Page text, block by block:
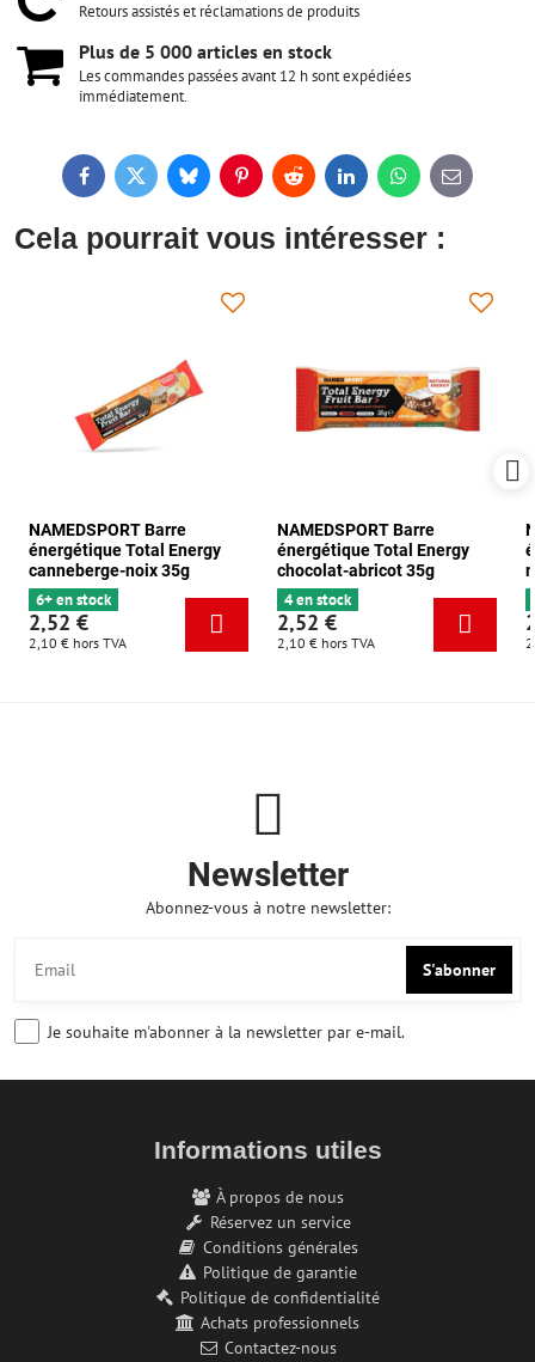
Retours assistés et réclamations de produits
Plus de 5 000 articles en stock
Les commandes passées avant 12 h sont expédiées
immédiatement.
FacebookTwitterBlueskyPinterestReddit LinkedInWhatsApp
E-
mail
Cela pourrait vous intéresser :
NAMEDSPORT Barre
énergétique Total Energy
canneberge-noix 35g
6+ en stock
2,52 €
2,10 € hors TVA
NAMEDSPORT Barre
énergétique Total Energy
chocolat-abricot 35g
4 en stock
2,52 €
2,10 € hors TVA
Newsletter
Abonnez-vous à notre newsletter:
S'abonner
Je souhaite m'abonner à la newsletter par e-mail.
Informations utiles
À propos de nous
Réservez un service
Conditions générales
Politique de garantie
Politique de confidentialité
Achats professionnels
Contactez-nous